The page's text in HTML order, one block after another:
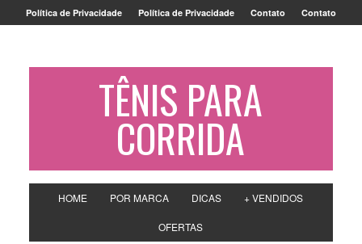
Política de Privacidade Política de Privacidade Contato Contato
TÊNIS PARA
CORRIDA
HOME POR MARCA DICAS + VENDIDOS
OFERTAS